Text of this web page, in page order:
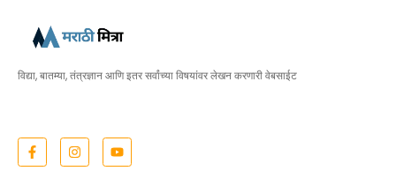
विद्या, बातम्या, तंत्रज्ञान आणि इतर सर्वांच्या विषयांवर लेखन करणारी वेबसाईट